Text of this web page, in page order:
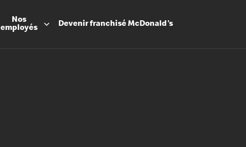
Nos
employés
DevenirfranchiséMcDonald's